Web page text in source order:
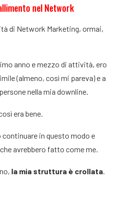
nel Network
di Network Marketing, ormai,
anno e mezzo di attività, ero
(almeno, così mi pareva) e a
nella mia downline.
era bene.
in questo modo e
avrebbero fatto come me.
la mia struttura è crollata.